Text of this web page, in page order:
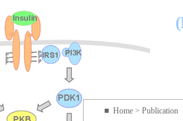
■ Home > Publication